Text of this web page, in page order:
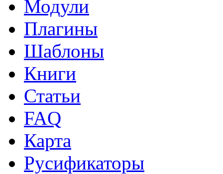
Модули
Плагины
Шаблоны
Книги
Статьи
FAQ
Карта
Русификаторы